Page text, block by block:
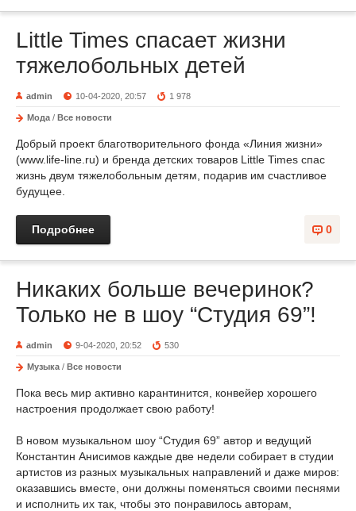
Little Times спасает жизни
тяжелобольных детей
admin 10-04-2020, 20:57 1 978
Мода / Все новости
Добрый проект благотворительного фонда «Линия жизни»
(www.life-line.ru) и бренда детских товаров Little Times спас
жизнь двум тяжелобольным детям, подарив им счастливое
будущее.
0
Подробнее
Никаких больше вечеринок?
Только не в шоу “Студия 69”!
admin 9-04-2020, 20:52 530
Музыка / Все новости
Пока весь мир активно карантинится, конвейер хорошего
настроения продолжает свою работу!
В новом музыкальном шоу “Студия 69” автор и ведущий
Константин Анисимов каждые две недели собирает в студии
артистов из разных музыкальных направлений и даже миров:
оказавшись вместе, они должны поменяться своими песнями
и исполнить их так, чтобы это понравилось авторам,